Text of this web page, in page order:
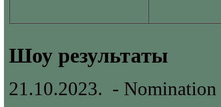
Шоу результаты
21.10.2023. -